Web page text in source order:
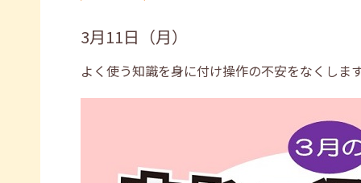
3月11日（月）
よく使う知識を身に付け操作の不安をなくしま